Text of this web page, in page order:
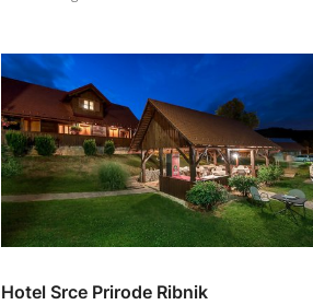
Hotel Srce Prirode Ribnik